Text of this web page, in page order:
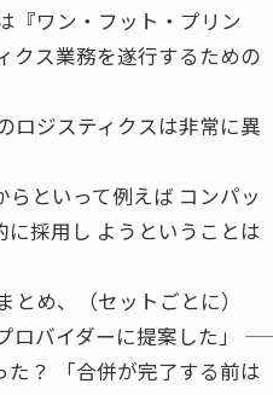
『ワン・フット・プリン
クス業務を遂行するための
ロジスティクスは非常に異
といって例えば コンパッ
採用し ようということは
め、（セットごとに）
バイダーに提案した」 ――
？ 「合併が完了する前は